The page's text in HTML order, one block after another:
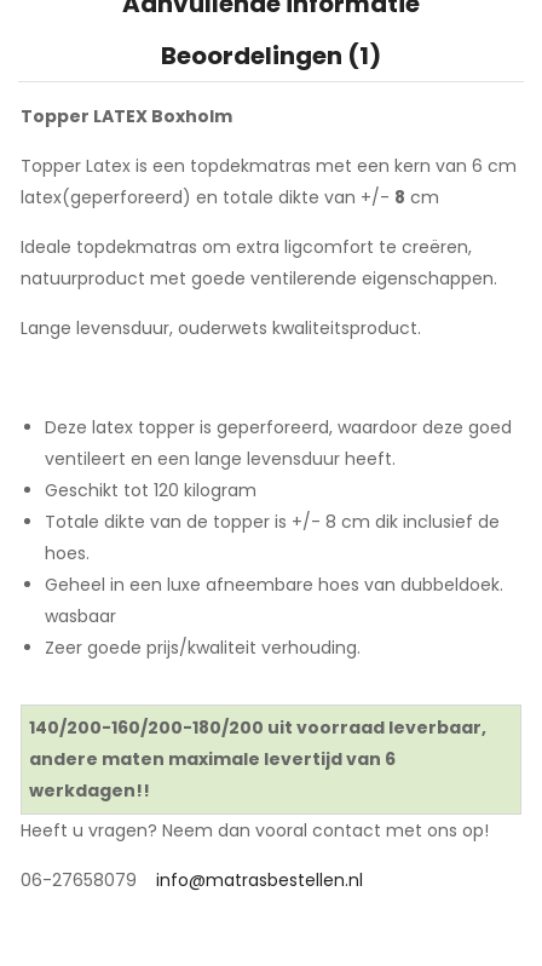
Beoordelingen (1)
Topper LATEX Boxholm
Topper Latex is een topdekmatras met een kern van 6 cm
latex(geperforeerd) en totale dikte van +/- 8 cm
Ideale topdekmatras om extra ligcomfort te creëren,
natuurproduct met goede ventilerende eigenschappen.
Lange levensduur, ouderwets kwaliteitsproduct.
Deze latex topper is geperforeerd, waardoor deze goed
ventileert en een lange levensduur heeft.
Geschikt tot 120 kilogram
Totale dikte van de topper is +/- 8 cm dik inclusief de
hoes.
Geheel in een luxe afneembare hoes van dubbeldoek.
wasbaar
Zeer goede prijs/kwaliteit verhouding.
140/200-160/200-180/200 uit voorraad leverbaar,
andere maten maximale levertijd van 6
werkdagen!!
Heeft u vragen? Neem dan vooral contact met ons op!
06-27658079 info@matrasbestellen.nl